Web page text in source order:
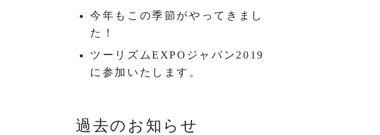
今年もこの季節がやってきまし
た！
ツーリズムEXPOジャパン2019
に参加いたします。
過去のお知らせ